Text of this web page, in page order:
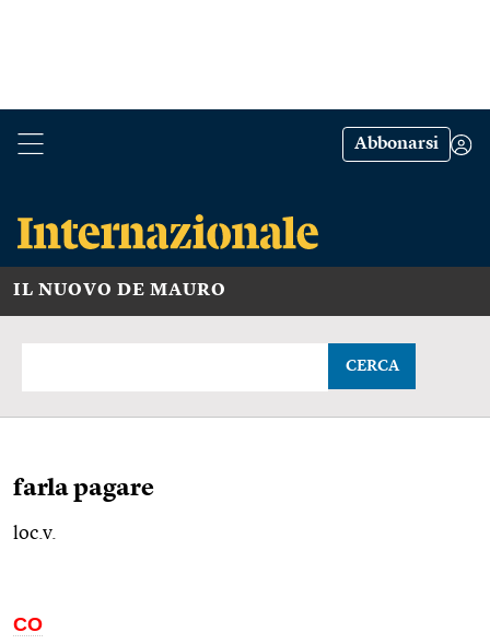
Abbonarsi
IL NUOVO DE MAURO
CERCA
farla pagare
loc.v.
CO